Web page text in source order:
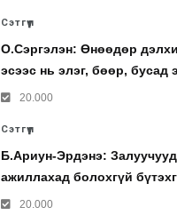
Сэтгүүл
О.Сэргэлэн: Өнөөдөр
эсээс нь элэг, бөөр, бусад
20.000
Сэтгүүл
Б.Ариун-Эрдэнэ:
ажиллахад болохгүй
20.000